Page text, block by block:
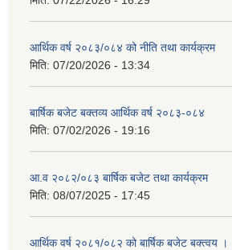
आर्थिक वर्ष २०८३/०८४ को नीति तथा कार्यक्रम
मिति: 07/20/2026 - 13:34
बार्षिक बजेट बक्तव्य आर्थिक वर्ष २०८३-०८४
मिति: 07/02/2026 - 19:16
आ.व २०८२/०८३ बार्षिक बजेट तथा कार्यक्रम
मिति: 08/07/2025 - 17:45
आर्थिक वर्ष २०८१/०८२ को बार्षिक बजेट बक्त्वय ।